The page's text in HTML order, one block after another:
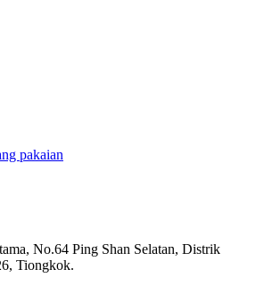
pakaian
No.64 Ping Shan Selatan, Distrik
Tiongkok.